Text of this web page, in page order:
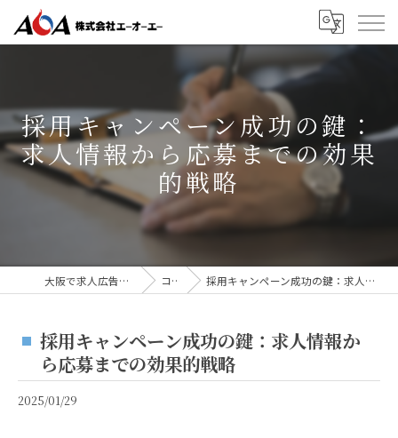
採用キャンペーン成功の鍵：
求人情報から応募までの効果
的戦略
大阪で求人広告なら株式会社AOA コラム 採用キャンペーン成功の鍵：求人情報から応募までの効果的戦略
採用キャンペーン成功の鍵：求人情報か
ら応募までの効果的戦略
2025/01/29